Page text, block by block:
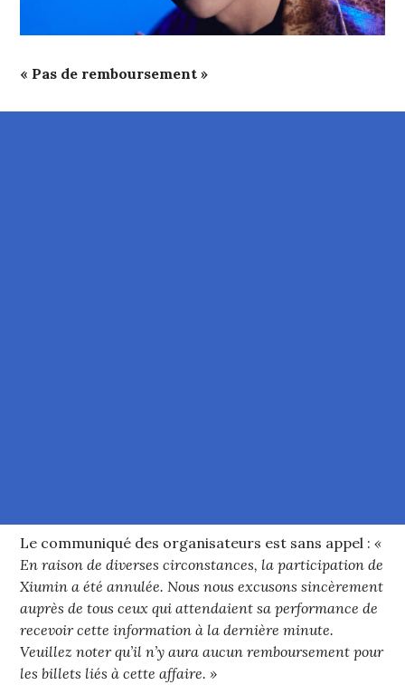
« Pas de remboursement »
Le communiqué des organisateurs est sans appel :«
En raison de diverses circonstances, la participation de
Xiumin a été annulée. Nous nous excusons sincèrement
auprès de tous ceux qui attendaient sa performance de
recevoir cette information à la dernière minute.
Veuillez noter qu’il n’y aura aucun remboursement pour
les billets liés à cette affaire. »